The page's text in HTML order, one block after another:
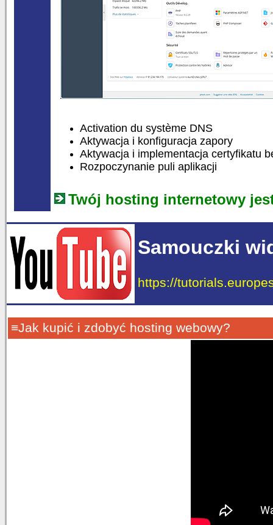
Activation du système DNS
Aktywacja i konfiguracja zapory
Aktywacja i implementacja certyfikatu
Rozpoczynanie puli aplikacji
Twój hosting internetowy
Samouczki
https://
≡Jak kupić i zdobyć hosting webowy?